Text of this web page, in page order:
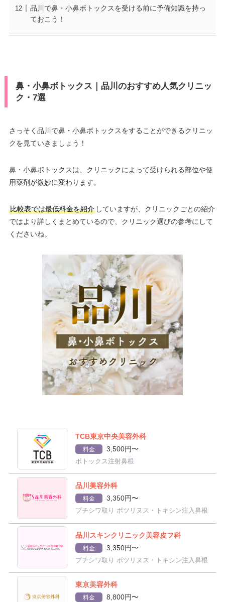
品川で鼻・小鼻ボトックスを受ける前に予備知識を持っ
ておこう！
鼻・小鼻ボトックス｜品川のおすすめ人気クリニッ
ク・7選
さっそく品川で鼻・小鼻ボトックスをすることができるクリニッ
クを見ていきましょう！
鼻・小鼻ボトックスは、クリニックによって受けられる部位や使
用薬剤が微妙に変わります。
比較表では最低料金を紹介していますが、クリニックごとの紹介
ではより詳しくまとめているので、クリニック選びの参考にして
くださいね。
TCB東京中央美容外科
料金 3,500円〜
ボトックス注射鼻根
品川美容外科
料金 3,350円〜
プチシワ取り ボツリヌス・トキシン注入鼻根
品川スキンクリニック美容皮フ科
料金 3,350円〜
プチシワ取り ボツリヌス・トキシン注入鼻根
東京美容外科
料金 8,800円〜